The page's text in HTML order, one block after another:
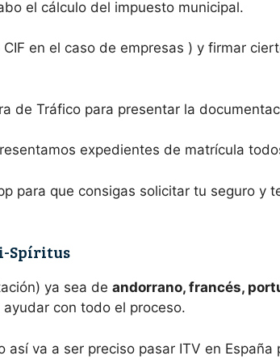
el cálculo del impuesto municipal.
en el caso de empresas ) y firmar
de Tráfico para presentar la
expedientes de matrícula
para que consigas solicitar tu seguro y
Spíritus
ya sea de andorrano, francés,
con todo el proceso.
va a ser preciso pasar ITV en